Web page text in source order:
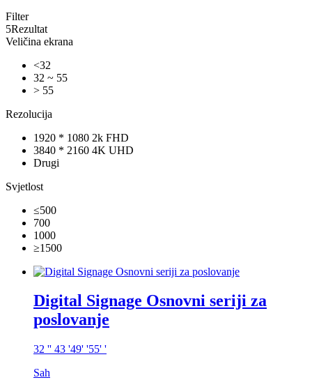
Filter
5Rezultat
Veličina ekrana
<32
32 ~ 55
> 55
Rezolucija
1920 * 1080 2k FHD
3840 * 2160 4K UHD
Drugi
Svjetlost
≤500
700
1000
≥1500
Digital Signage Osnovni seriji za
poslovanje
32 '' 43 '49' '55' '
Sah